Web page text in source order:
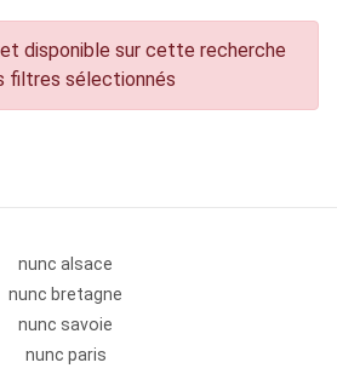
disponible sur cette recherche
filtres sélectionnés
nunc alsace
nunc bretagne
nunc savoie
nunc paris